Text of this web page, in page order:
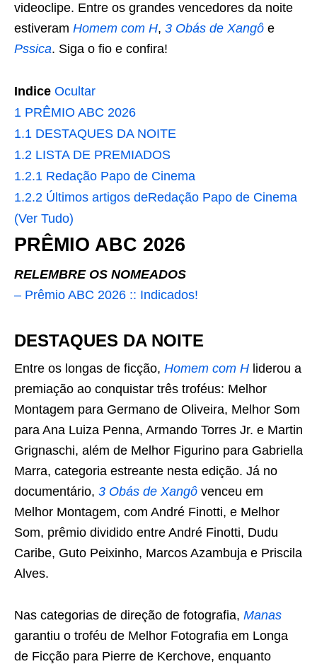
videoclipe. Entre os grandes vencedores da noite
estiveram Homem com H, 3 Obás de Xangô e
Pssica. Siga o fio e confira!
Indice Ocultar
1 PRÊMIO ABC 2026
1.1 DESTAQUES DA NOITE
1.2 LISTA DE PREMIADOS
1.2.1 Redação Papo de Cinema
1.2.2 Últimos artigos deRedação Papo de Cinema
(Ver Tudo)
PRÊMIO ABC 2026
RELEMBRE OS NOMEADOS
– Prêmio ABC 2026 :: Indicados!
DESTAQUES DA NOITE
Entre os longas de ficção, Homem com H liderou a
premiação ao conquistar três troféus: Melhor
Montagem para Germano de Oliveira, Melhor Som
para Ana Luiza Penna, Armando Torres Jr. e Martin
Grignaschi, além de Melhor Figurino para Gabriella
Marra, categoria estreante nesta edição. Já no
documentário, 3 Obás de Xangô venceu em
Melhor Montagem, com André Finotti, e Melhor
Som, prêmio dividido entre André Finotti, Dudu
Caribe, Guto Peixinho, Marcos Azambuja e Priscila
Alves.
Nas categorias de direção de fotografia, Manas
garantiu o troféu de Melhor Fotografia em Longa
de Ficção para Pierre de Kerchove, enquanto